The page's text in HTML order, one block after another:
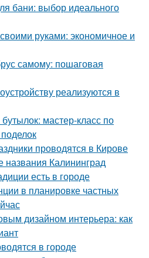
бани: выбор идеального
руками: экономичное и
самому: пошаговая
реализуются в
мастер-класс по
проводятся в Кирове
названия Калининград
есть в городе
в планировке частных
дизайном интерьера: как
в городе